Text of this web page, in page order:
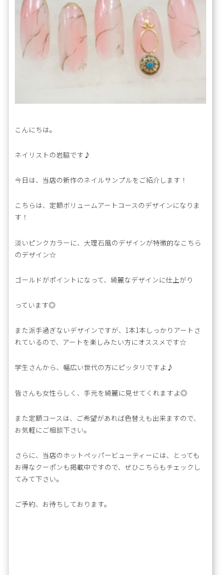
こんにちは。
ネイリストの岩脇です♪
今日は、当店の新作のネイルサンプルをご紹介します！
こちらは、定額ボリュームアートコースのデザインになりま
す！
淡いピンクカラーに、大理石風のデザインが特徴的なこちら
のデザイン☆
ゴールドがポイントになって、綺麗なデザインに仕上がり
っています◎
また派手過ぎないデザインですが、1本1本しっかりアートさ
れているので、アートを楽しみたい方にオススメです☆
学生さんから、幅広い世代の方にピッタリですよ♪
皆さんも女性らしく、手元を綺麗に見せてくれますよ◎
また定額コースは、ご希望があれば色替えも出来ますので、
お気軽にご相談下さい。
さらに、当店のホットペッパービューティーには、とっても
お得なクーポンも掲載中ですので、ぜひこちらもチェックし
てみて下さい。
ご予約、お待ちしております。